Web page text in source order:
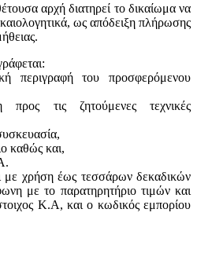
αρχή διατηρεί το δικαίωμα να
ως απόδειξη πλήρωσης
περιγραφή του προσφερόμενου
τις ζητούμενες τεχνικές
καθώς και,
με χρήση έως τεσσάρων δεκαδικών
με το παρατηρητήριο τιμών και
Κ.Α, και ο κωδικός εμπορίου